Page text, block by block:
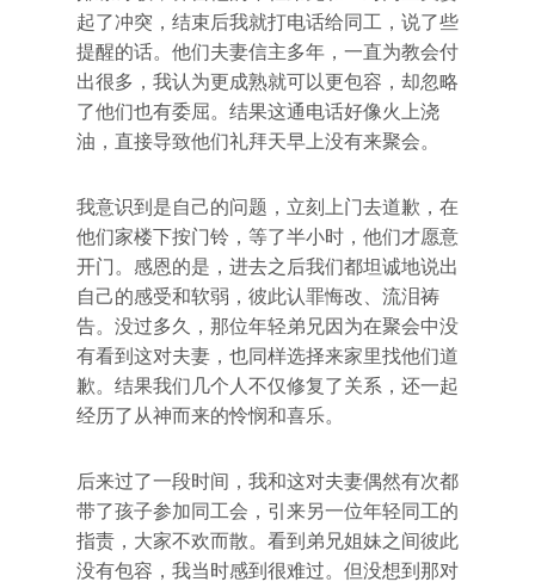
起了冲突，结束后我就打电话给同工，说了些
提醒的话。他们夫妻信主多年，一直为教会付
出很多，我认为更成熟就可以更包容，却忽略
了他们也有委屈。结果这通电话好像火上浇
油，直接导致他们礼拜天早上没有来聚会。
我意识到是自己的问题，立刻上门去道歉，在
他们家楼下按门铃，等了半小时，他们才愿意
开门。感恩的是，进去之后我们都坦诚地说出
自己的感受和软弱，彼此认罪悔改、流泪祷
告。没过多久，那位年轻弟兄因为在聚会中没
有看到这对夫妻，也同样选择来家里找他们道
歉。结果我们几个人不仅修复了关系，还一起
经历了从神而来的怜悯和喜乐。
后来过了一段时间，我和这对夫妻偶然有次都
带了孩子参加同工会，引来另一位年轻同工的
指责，大家不欢而散。看到弟兄姐妹之间彼此
没有包容，我当时感到很难过。但没想到那对